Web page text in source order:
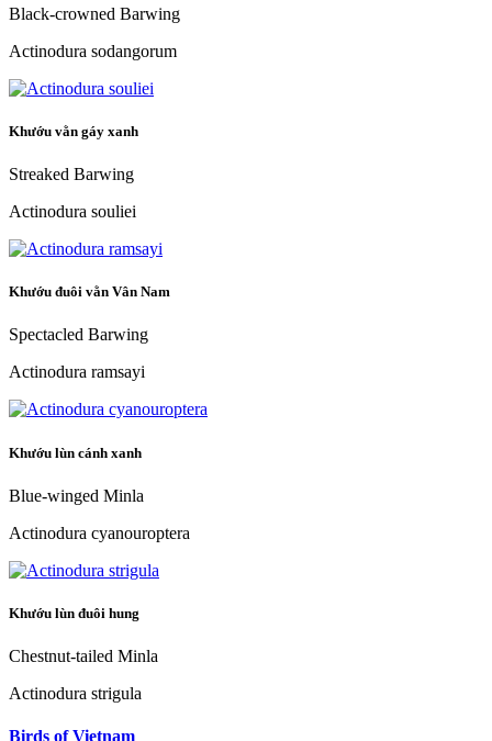
Black-crowned Barwing
Actinodura sodangorum
Khướu vằn gáy xanh
Streaked Barwing
Actinodura souliei
Khướu đuôi vằn Vân Nam
Spectacled Barwing
Actinodura ramsayi
Khướu lùn cánh xanh
Blue-winged Minla
Actinodura cyanouroptera
Khướu lùn đuôi hung
Chestnut-tailed Minla
Actinodura strigula
Birds of Vietnam